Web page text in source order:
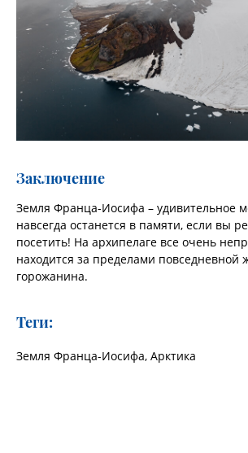
Заключение
Земля Франца-Иосифа – удивительное
навсегда останется в памяти, если вы
посетить! На архипелаге все очень
находится за пределами повседневной
горожанина.
Теги:
Земля Франца-Иосифа, Арктика